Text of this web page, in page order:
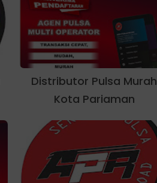
Distributor Pulsa Murah
Kota Pariaman